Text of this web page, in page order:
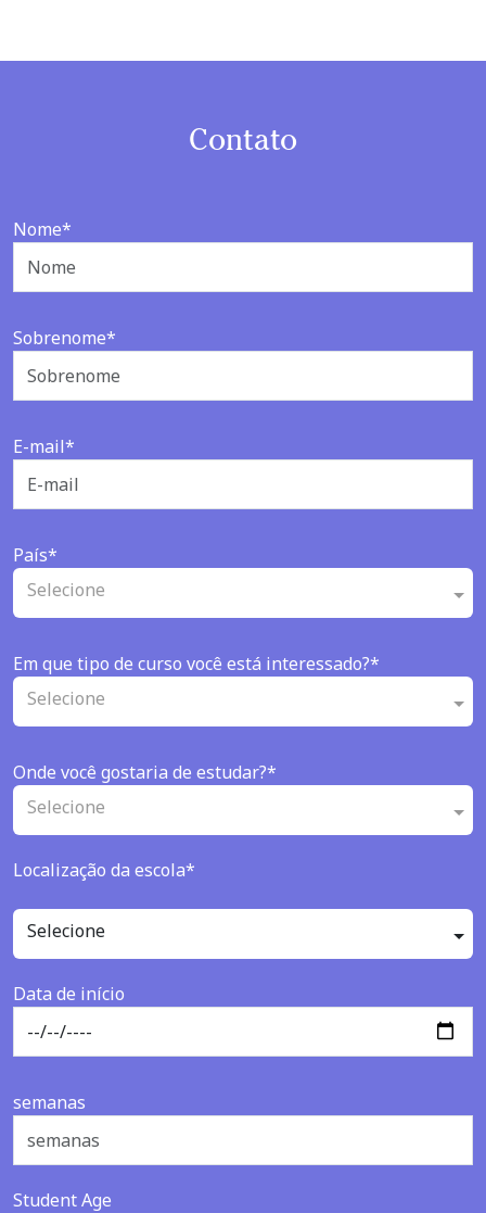
Contato
Nome*
Sobrenome*
E-mail*
País*
Selecione
Em que tipo de curso você está interessado?*
Selecione
Onde você gostaria de estudar?*
Selecione
Localização da escola*
Selecione
Data de início
semanas
Student Age